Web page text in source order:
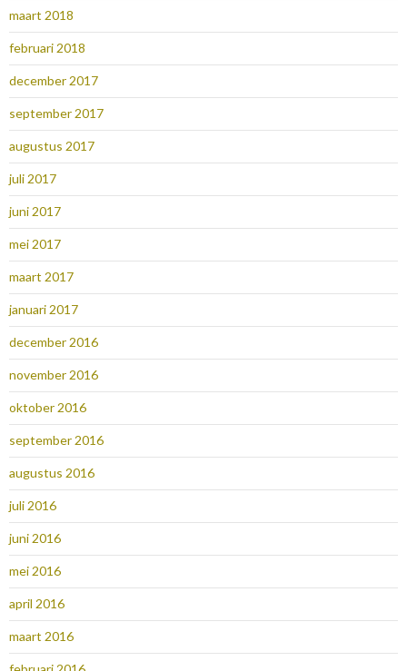
maart 2018
februari 2018
december 2017
september 2017
augustus 2017
juli 2017
juni 2017
mei 2017
maart 2017
januari 2017
december 2016
november 2016
oktober 2016
september 2016
augustus 2016
juli 2016
juni 2016
mei 2016
april 2016
maart 2016